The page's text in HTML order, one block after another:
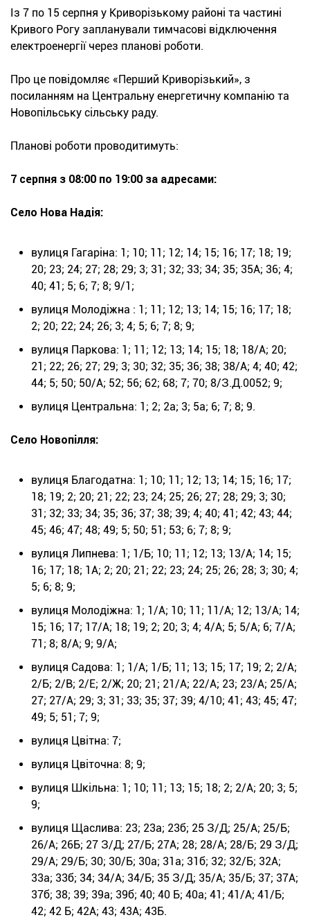
Із 7 по 15 серпня у Криворізькому районі та частині
Кривого Рогу запланували тимчасові відключення
електроенергії через планові роботи.
Про це повідомляє «Перший Криворізький», з
посиланням на Центральну енергетичну компанію та
Новопільську сільську раду.
Планові роботи проводитимуть:
7 серпня з 08:00 по 19:00 за адресами:
Село Нова Надія:
вулиця Гагаріна: 1; 10; 11; 12; 14; 15; 16; 17; 18; 19;
20; 23; 24; 27; 28; 29; 3; 31; 32; 33; 34; 35; 35А; 36; 4;
40; 41; 5; 6; 7; 8; 9/1;
вулиця Молодіжна : 1; 11; 12; 13; 14; 15; 16; 17; 18;
2; 20; 22; 24; 26; 3; 4; 5; 6; 7; 8; 9;
вулиця Паркова: 1; 11; 12; 13; 14; 15; 18; 18/А; 20;
21; 22; 26; 27; 29; 3; 30; 32; 35; 36; 38; 38/А; 4; 40; 42;
44; 5; 50; 50/А; 52; 56; 62; 68; 7; 70; 8/З.Д.0052; 9;
вулиця Центральна: 1; 2; 2а; 3; 5а; 6; 7; 8; 9.
Село Новопілля:
вулиця Благодатна: 1; 10; 11; 12; 13; 14; 15; 16; 17;
18; 19; 2; 20; 21; 22; 23; 24; 25; 26; 27; 28; 29; 3; 30;
31; 32; 33; 34; 35; 36; 37; 38; 39; 4; 40; 41; 42; 43; 44;
45; 46; 47; 48; 49; 5; 50; 51; 53; 6; 7; 8; 9;
вулиця Липнева: 1; 1/Б; 10; 11; 12; 13; 13/А; 14; 15;
16; 17; 18; 1А; 2; 20; 21; 22; 23; 24; 25; 26; 28; 3; 30; 4;
5; 6; 8; 9;
вулиця Молодіжна: 1; 1/А; 10; 11; 11/А; 12; 13/А; 14;
15; 16; 17; 17/А; 18; 19; 2; 20; 3; 4; 4/А; 5; 5/А; 6; 7/А;
71; 8; 8/А; 9; 9/А;
вулиця Садова: 1; 1/А; 1/Б; 11; 13; 15; 17; 19; 2; 2/А;
2/Б; 2/В; 2/Е; 2/Ж; 20; 21; 21/А; 22/А; 23; 23/А; 25/А;
27; 27/А; 29; 3; 31; 33; 35; 37; 39; 4/10; 41; 43; 45; 47;
49; 5; 51; 7; 9;
вулиця Цвітна: 7;
вулиця Цвіточна: 8; 9;
вулиця Шкільна: 1; 10; 11; 13; 15; 18; 2; 2/А; 20; 3; 5;
9;
вулиця Щаслива: 23; 23а; 23б; 25 З/Д; 25/А; 25/Б;
26/А; 26Б; 27 З/Д; 27/Б; 27А; 28; 28/А; 28/Б; 29 З/Д;
29/А; 29/Б; 30; 30/Б; 30а; 31а; 31б; 32; 32/Б; 32А;
33а; 33б; 34; 34/А; 34/Б; 35 З/Д; 35/А; 35/Б; 37; 37А;
37б; 38; 39; 39а; 39б; 40; 40 Б; 40а; 41; 41/А; 41/Б;
42; 42 Б; 42А; 43; 43А; 43Б.